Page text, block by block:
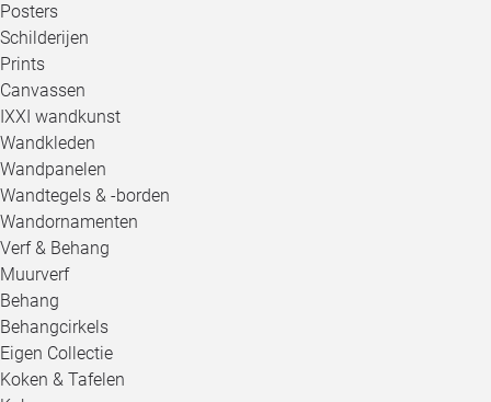
Posters
Schilderijen
Prints
Canvassen
IXXI wandkunst
Wandkleden
Wandpanelen
Wandtegels & -borden
Wandornamenten
Verf & Behang
Muurverf
Behang
Behangcirkels
Eigen Collectie
Koken & Tafelen